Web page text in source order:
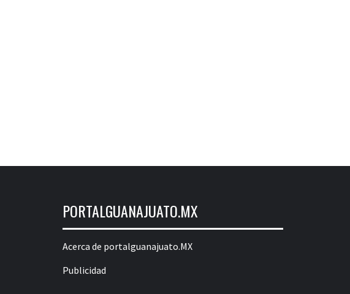
PORTALGUANAJUATO.MX
Acerca de portalguanajuato.MX
Publicidad